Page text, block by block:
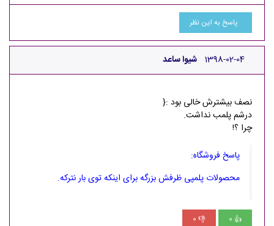
پاسخ به این نظر
شیوا ساعد 1398-02-04
نصف بیشترش خالی بود :{
درشم پلمب نداشت.
چرا ؟!
پاسخ فروشگاه:
محصولات پلمپی ظرفش بزرگه برای اینکه توی بار نترکه.
👍
0
👎
0